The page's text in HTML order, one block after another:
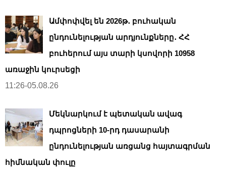
Ամփոփվել են 2026թ․ բուհական
ընդունելության արդյունքները․ ՀՀ
բուհերում այս տարի կսովորի 10958
առաջին կուրսեցի
11:26-05.08.26
Մեկնարկում է պետական ավագ
դպրոցների 10-րդ դասարանի
ընդունելության առցանց հայտագրման
հիմնական փուլը